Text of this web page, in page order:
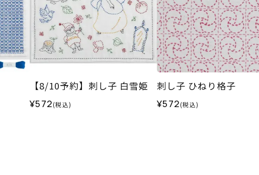
【8/10予約】刺し子 白雪姫
¥572(税込)
刺し子 ひねり格子
¥572(税込)